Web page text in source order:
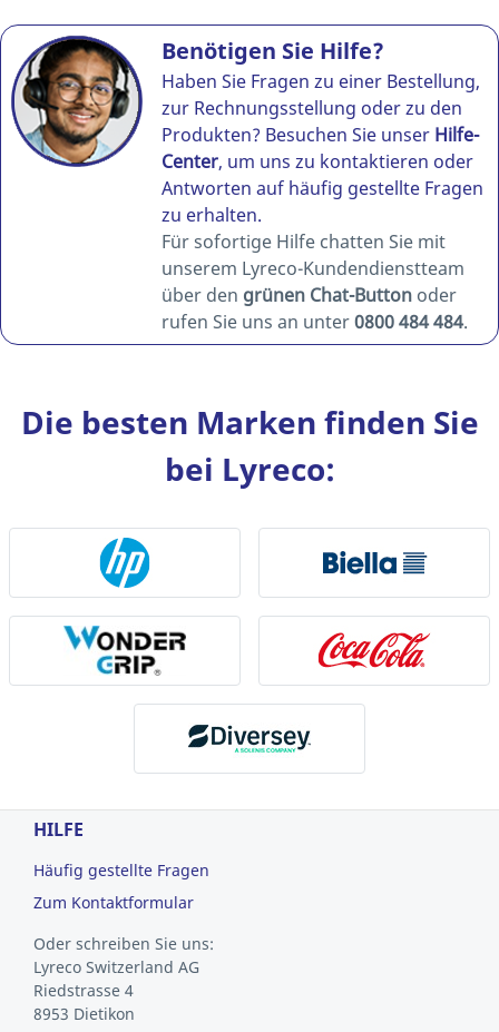
Benötigen Sie Hilfe?
Haben Sie Fragen zu einer Bestellung,
zur Rechnungsstellung oder zu den
Produkten? Besuchen Sie unser Hilfe-
Center, um uns zu kontaktieren oder
Antworten auf häufig gestellte Fragen
zu erhalten.
Für sofortige Hilfe chatten Sie mit
unserem Lyreco-Kundendienstteam
über den grünen Chat-Button oder
rufen Sie uns an unter0800 484 484.
Die besten Marken finden Sie
bei Lyreco:
HILFE
Häufig gestellte Fragen
Zum Kontaktformular
Oder schreiben Sie uns:
Lyreco Switzerland AG
Riedstrasse 4
8953 Dietikon